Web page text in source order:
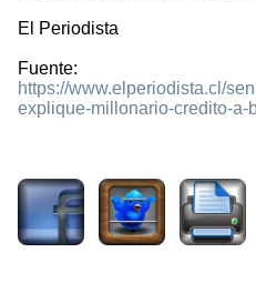
El Periodista
Fuente:
https://www.elperiodista.cl/
explique-millonario-credito-a-